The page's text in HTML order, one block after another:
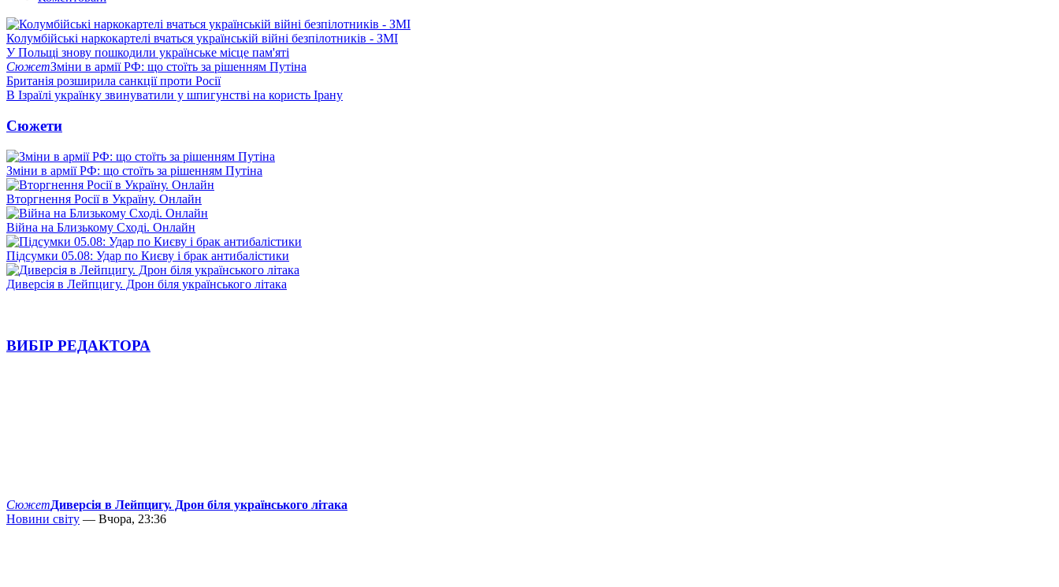
Колумбійські наркокартелі вчаться українській війні безпілотників - ЗМІ
У Польщі знову пошкодили українське місце пам'яті
СюжетЗміни в армії РФ: що стоїть за рішенням Путіна
Британія розширила санкції проти Росії
В Ізраїлі українку звинуватили у шпигунстві на користь Ірану
Сюжети
Зміни в армії РФ: що стоїть за рішенням Путіна
Вторгнення Росії в Україну. Онлайн
Війна на Близькому Сході. Онлайн
Підсумки 05.08: Удар по Києву і брак антибалістики
Диверсія в Лейпцигу. Дрон біля українського літака
ВИБІР РЕДАКТОРА
СюжетДиверсія в Лейпцигу. Дрон біля українського літака
Новини світу — Вчора, 23:36